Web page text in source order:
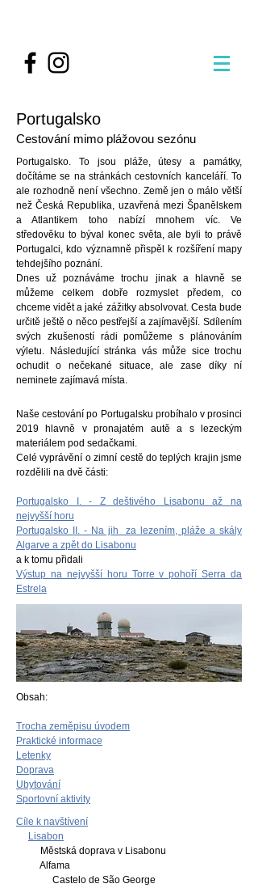
Portugalsko
Cestování mimo plážovou sezónu
Portugalsko. To jsou pláže, útesy a památky,
dočítáme se na stránkách cestovních kanceláří. To
ale rozhodně není všechno. Země jen o málo větší
než Česká Republika, uzavřená mezi Španělskem
a Atlantikem toho nabízí mnohem víc. Ve
středověku to býval konec světa, ale byli to právě
Portugalci, kdo významně přispěl k rozšíření mapy
tehdejšího poznání.
Dnes už poznáváme trochu jinak a hlavně se
můžeme celkem dobře rozmyslet předem, co
chceme vidět a jaké zážitky absolvovat. Cesta bude
určitě ještě o něco pestřejší a zajímavější. Sdílením
svých zkušeností rádi pomůžeme s plánováním
výletu. Následující stránka vás může sice trochu
ochudit o nečekané situace, ale zase díky ní
neminete zajímavá místa.
Naše cestování po Portugalsku probíhalo v prosinci
2019 hlavně v pronajatém autě a s lezeckým
materiálem pod sedačkami.
Celé vyprávění o zimní cestě do teplých krajin jsme
rozdělili na dvě části:
Portugalsko I. - Z deštivého Lisabonu až na
nejvyšší horu
Portugalsko II. - Na jih za lezením, pláže a skály
Algarve a zpět do Lisabonu
a k tomu přidali
Výstup na nejvyšší horu Torre v pohoří Serra da
Estrela
Obsah:
Trocha zeměpisu úvodem
Praktické informace
Letenky
Doprava
Ubytování
Sportovní aktivity
Cíle k navštívení
Lisabon
Městská doprava v Lisabonu
Alfama
Castelo de São George